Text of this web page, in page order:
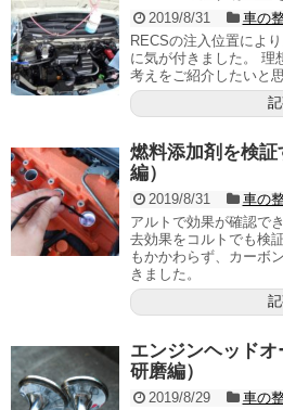
2019/8/31
車の
RECSの注入位置によ
に気が付きました。 理
考えをご紹介したいと思
燃料添加剤を検証
編）
2019/8/31
車の
アルトで効果が確認で
去効果をコルトでも検
もかかわらず、カーボ
きました。
エンジンヘッド
研磨編）
2019/8/29
車の